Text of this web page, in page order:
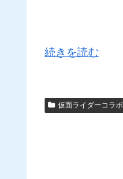
続きを読む
仮面ライダーコラボ